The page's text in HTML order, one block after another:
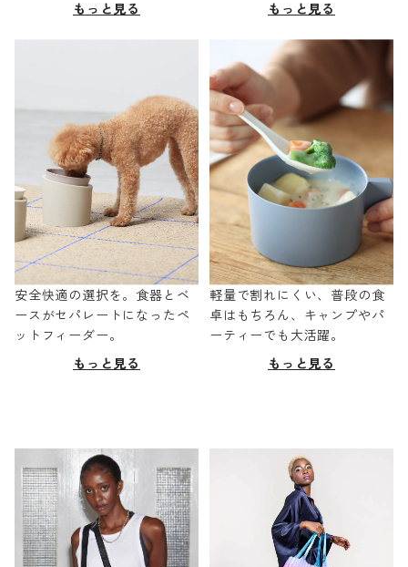
もっと見る
もっと見る
安全快適の選択を。食器とベ
ースがセパレートになったペ
ットフィーダー。
もっと見る
軽量で割れにくい、普段の食
卓はもちろん、キャンプやパ
ーティーでも大活躍。
もっと見る